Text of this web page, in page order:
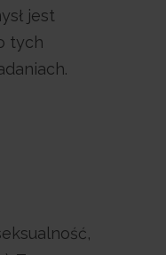
jest
tych